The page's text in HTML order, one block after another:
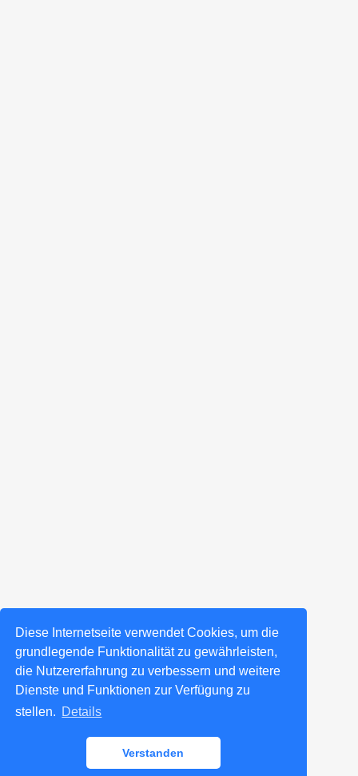
Diese Internetseite verwendet Cookies, um die
grundlegende Funktionalität zu gewährleisten,
die Nutzererfahrung zu verbessern und weitere
Dienste und Funktionen zur Verfügung zu
stellen. Details
Verstanden